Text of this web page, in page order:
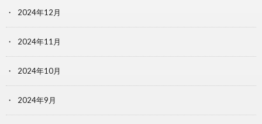
2024年12月
2024年11月
2024年10月
2024年9月